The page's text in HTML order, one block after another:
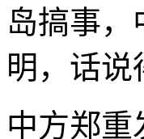
岛搞事
明，话说
中方郑重